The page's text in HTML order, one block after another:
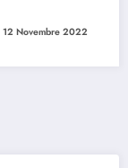
12 Novembre 2022